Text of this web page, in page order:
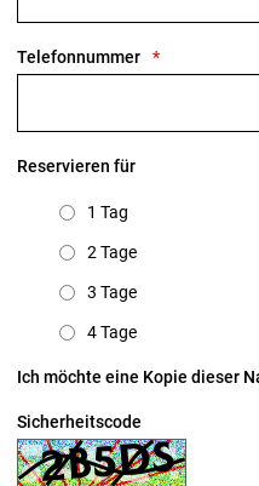
Telefonnummer
Reservieren für
1 Tag
2 Tage
3 Tage
4 Tage
Ich möchte eine Kopie dieser
Sicherheitscode